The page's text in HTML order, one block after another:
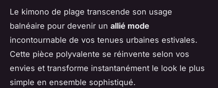
Le kimono de plage transcende son usage
balnéaire pour devenir un allié mode
incontournable de vos tenues urbaines estivales.
Cette pièce polyvalente se réinvente selon vos
envies et transforme instantanément le look le plus
simple en ensemble sophistiqué.